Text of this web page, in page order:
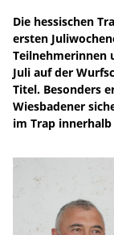
Die hessischen
ersten
Teilnehmerinnen
Juli auf der
Titel. Besonders
Wiesbadener
im Trap